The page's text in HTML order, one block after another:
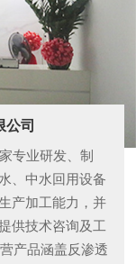
公司
专业研发、制
、中水回用设备
产加工能力，并
供技术咨询及工
产品涵盖反渗透